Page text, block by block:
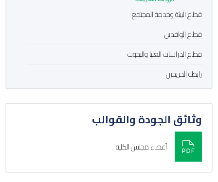
قطاع البيئة وخدمة المجتمع
قطاع الوافدين
قطاع الدراسات العليا والبحوث
رابطة الخريجين
وثائق الجودة والقوالب
أعضاء مجلس الكلية